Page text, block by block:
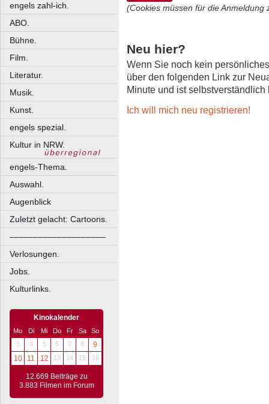
engels zahl-ich.
ABO.
Bühne.
Film.
Literatur.
Musik.
Kunst.
engels spezial.
Kultur in NRW.
engels-Thema.
Auswahl.
Augenblick
Zuletzt gelacht: Cartoons.
––––––––––––––––––––
Verlosungen.
Jobs.
Kulturlinks.
Kinokalender
Mo Di Mi Do Fr Sa
So
3
4 5 6 7 8
9
10
11 12 13 14 15 16
12.669 Beiträge zu
3.883 Filmen im Forum
(Cookies müssen für die Anmeldung
Neu hier?
Wenn Sie noch kein
über den folgenden Link zur
Minute und ist selbstverständlich
Ich will mich neu registrieren!